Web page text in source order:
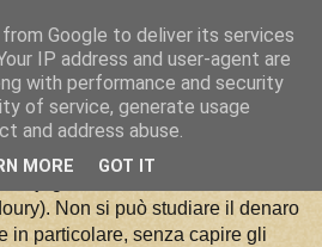
Arte, Storia e
Non si può studiare il denaro
in particolare, senza capire gli
Google to deliver its services
IP address and user-agent are
with performance and security
of service, generate usage
and address abuse.
MORE GOT IT